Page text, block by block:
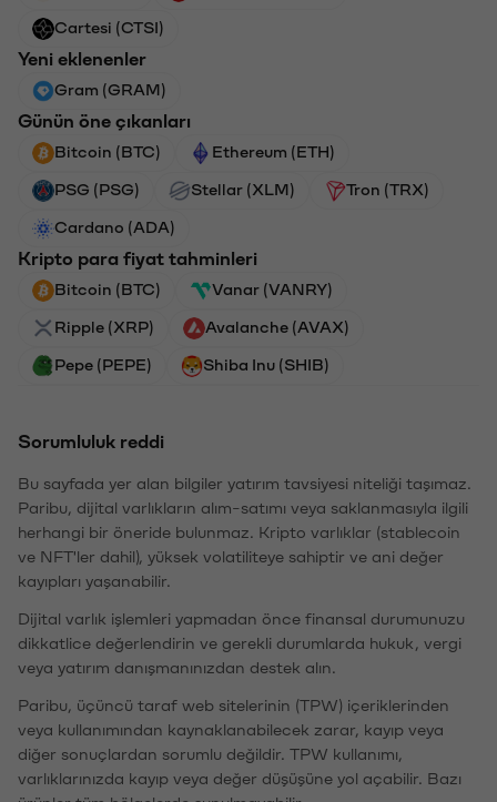
Cartesi (CTSI)
Yeni eklenenler
Gram (GRAM)
Günün öne çıkanları
Bitcoin (BTC) Ethereum (ETH)
PSG (PSG) Stellar (XLM) Tron (TRX)
Cardano (ADA)
Kripto para fiyat tahminleri
Bitcoin (BTC) Vanar (VANRY)
Ripple (XRP) Avalanche (AVAX)
Pepe (PEPE) Shiba Inu (SHIB)
Sorumluluk reddi
Bu sayfada yer alan bilgiler yatırım tavsiyesi niteliği taşımaz.
Paribu, dijital varlıkların alım-satımı veya saklanmasıyla ilgili
herhangi bir öneride bulunmaz. Kripto varlıklar (stablecoin
ve NFT'ler dahil), yüksek volatiliteye sahiptir ve ani değer
kayıpları yaşanabilir.
Dijital varlık işlemleri yapmadan önce finansal durumunuzu
dikkatlice değerlendirin ve gerekli durumlarda hukuk, vergi
veya yatırım danışmanınızdan destek alın.
Paribu, üçüncü taraf web sitelerinin (TPW) içeriklerinden
veya kullanımından kaynaklanabilecek zarar, kayıp veya
diğer sonuçlardan sorumlu değildir. TPW kullanımı,
varlıklarınızda kayıp veya değer düşüşüne yol açabilir. Bazı